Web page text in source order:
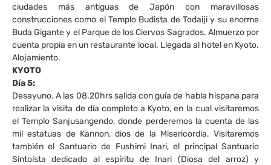
ciudades más antiguas de Japón con maravillosas
construcciones como el Templo Budista de Todaiji y su enorme
Buda Gigante y el Parque de los Ciervos Sagrados. Almuerzo por
cuenta propia en un restaurante local. Llegada al hotel en Kyoto.
Alojamiento.
KYOTO
Día 5:
Desayuno. A las 08.20hrs salida con guía de habla hispana para
realizar la visita de día completo a Kyoto, en la cual visitaremos
el Templo Sanjusangendo, donde perderemos la cuenta de las
mil estatuas de Kannon, dios de la Misericordia. Visitaremos
también el Santuario de Fushimi Inari, el principal Santuario
Sintoísta dedicado al espíritu de Inari (Diosa del arroz) y